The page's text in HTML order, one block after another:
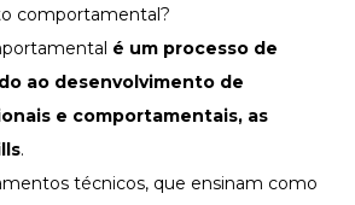
comportamental?
é um processo de
ao desenvolvimento de
e comportamentais, as
.
técnicos, que ensinam como